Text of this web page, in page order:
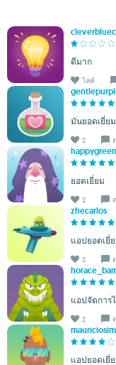
ดีมาก
ไลค์
มันยอดเยี่ย
2
ยอดเยี่ยม
2
zhecarlos
แอปยอดเยี่
2
แอปจัดการ
2
แอปยอดเยี่